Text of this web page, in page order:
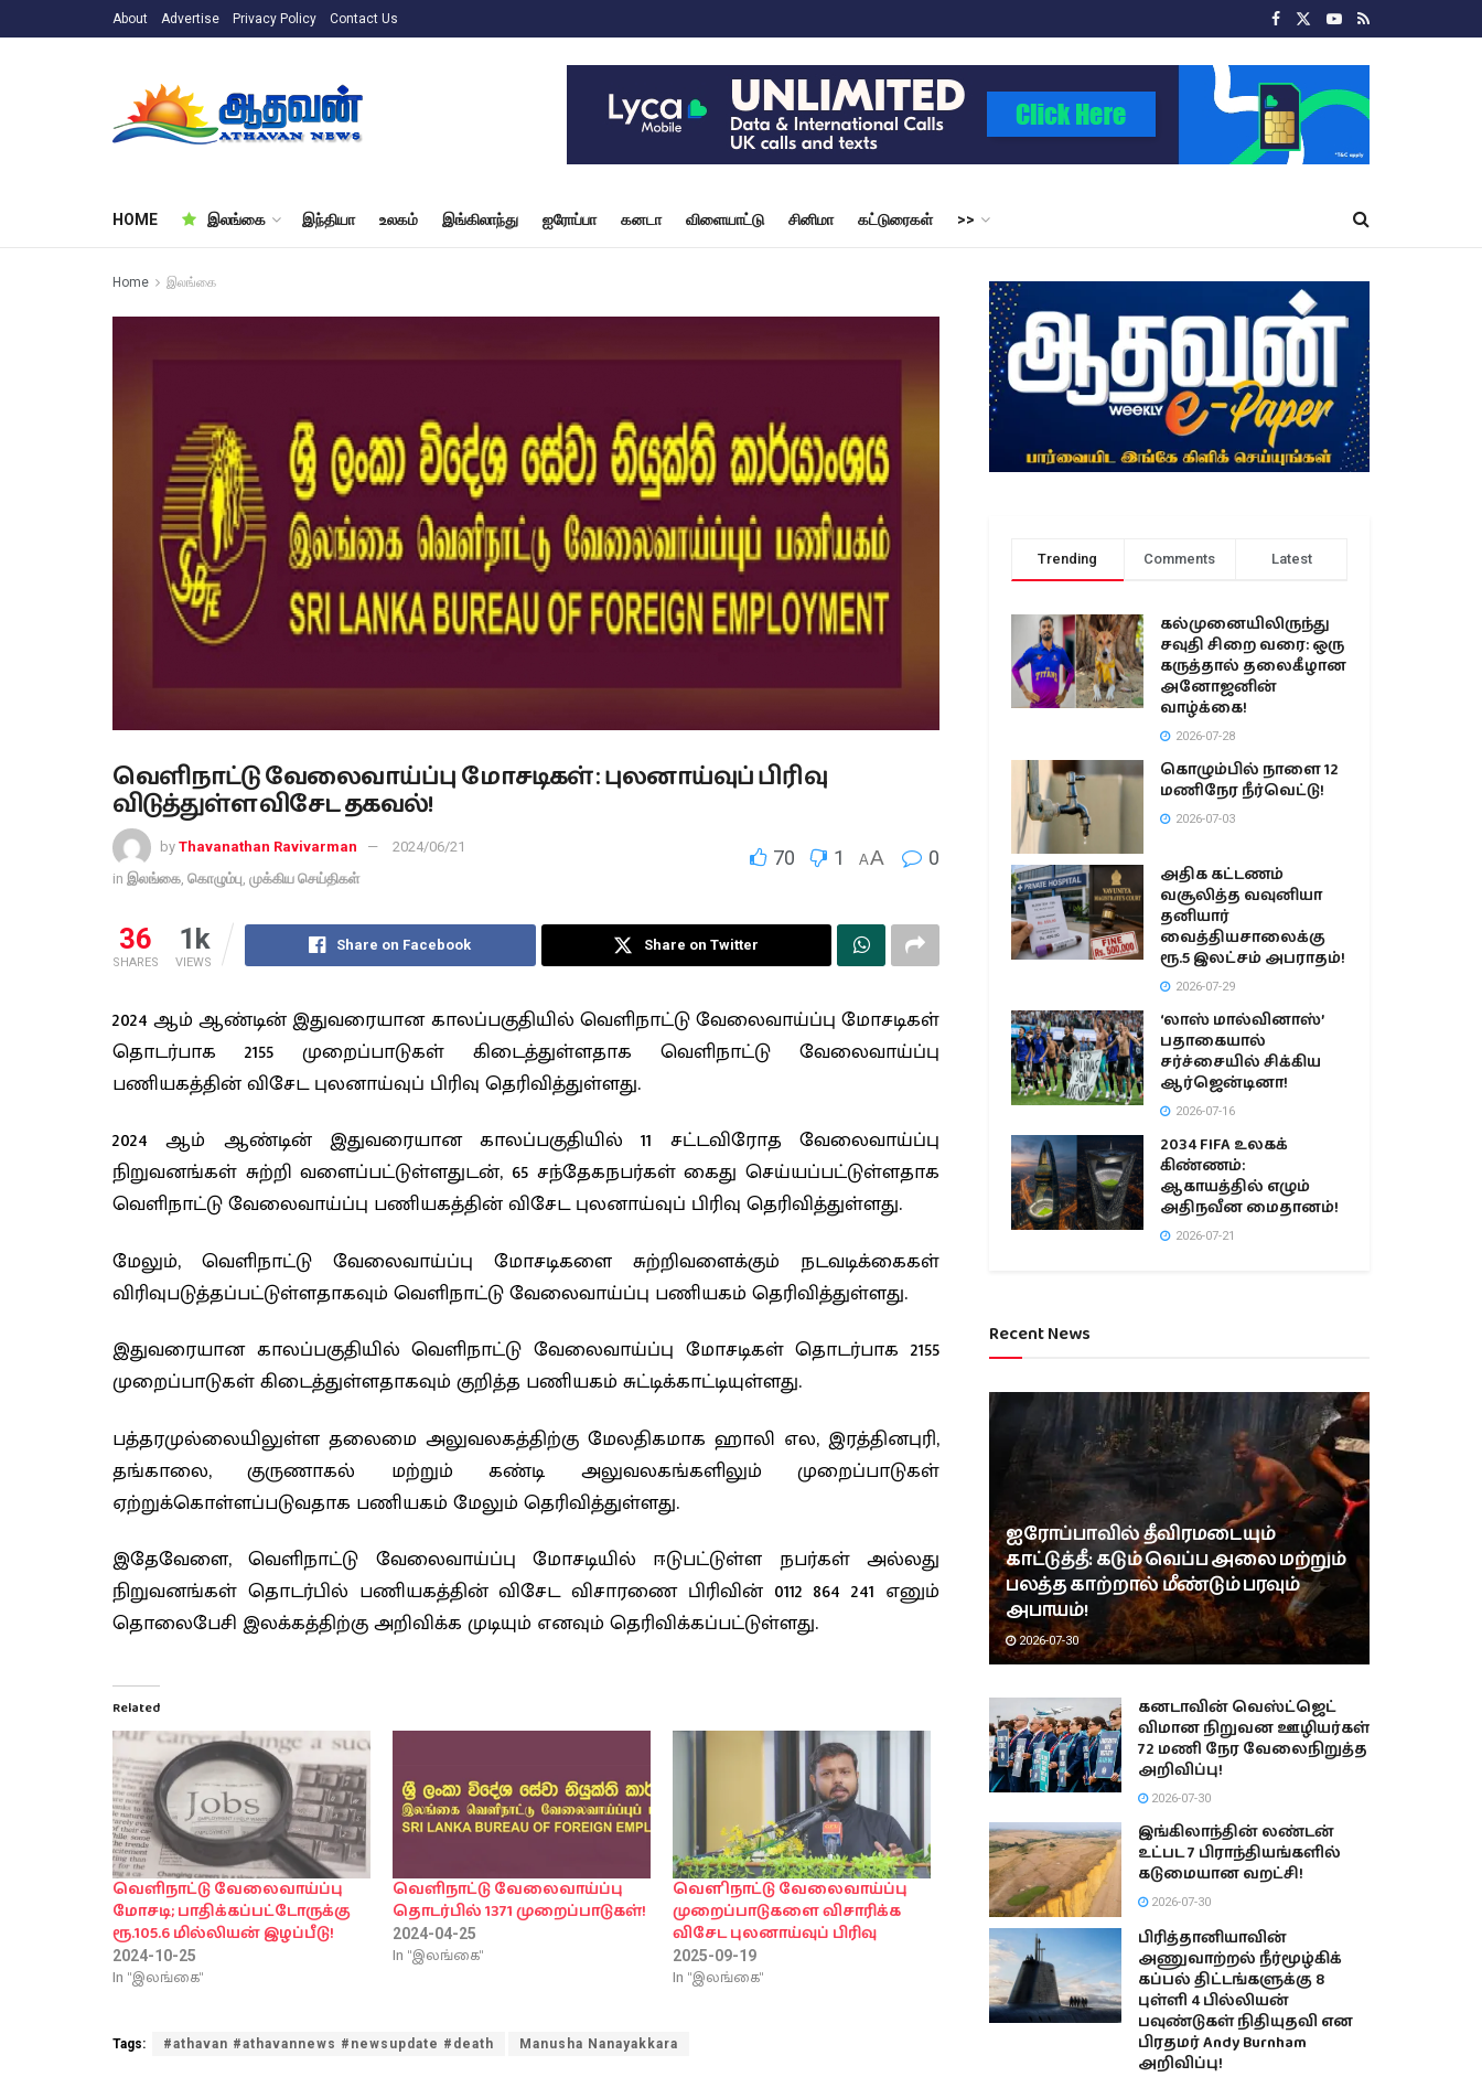
About Advertise Privacy Policy Contact Us
HOME இலங்கை இந்தியா உலகம் இங்கிலாந்து ஐரோப்பா கனடா விளையாட்டு சினிமா கட்டுரைகள் >>
Home இலங்கை
வெளிநாட்டு வேலைவாய்ப்பு மோசடிகள் : புலனாய்வுப் பிரிவு
விடுத்துள்ள விசேட தகவல்!
by Thavanathan Ravivarman
2024/06/21
in இலங்கை கொழும்பு முக்கிய செய்திகள்
70 1 AA 0
36
SHARES
1k
VIEWS
Share on Facebook Share on Twitter
2024 ஆம் ஆண்டின் இதுவரையான காலப்பகுதியில் வெளிநாட்டு வேலைவாய்ப்பு மோசடிகள்
தொடர்பாக 2155 முறைப்பாடுகள் கிடைத்துள்ளதாக வெளிநாட்டு வேலைவாய்ப்பு
பணியகத்தின் விசேட புலனாய்வுப் பிரிவு தெரிவித்துள்ளது.
2024 ஆம் ஆண்டின் இதுவரையான காலப்பகுதியில் 11 சட்டவிரோத வேலைவாய்ப்பு
நிறுவனங்கள் சுற்றி வளைப்பட்டுள்ளதுடன், 65 சந்தேகநபர்கள் கைது செய்யப்பட்டுள்ளதாக
வெளிநாட்டு வேலைவாய்ப்பு பணியகத்தின் விசேட புலனாய்வுப் பிரிவு தெரிவித்துள்ளது.
மேலும், வெளிநாட்டு வேலைவாய்ப்பு மோசடிகளை சுற்றிவளைக்கும் நடவடிக்கைகள்
விரிவுபடுத்தப்பட்டுள்ளதாகவும் வெளிநாட்டு வேலைவாய்ப்பு பணியகம் தெரிவித்துள்ளது.
இதுவரையான காலப்பகுதியில் வெளிநாட்டு வேலைவாய்ப்பு மோசடிகள் தொடர்பாக 2155
முறைப்பாடுகள் கிடைத்துள்ளதாகவும் குறித்த பணியகம் சுட்டிக்காட்டியுள்ளது.
பத்தரமுல்லையிலுள்ள தலைமை அலுவலகத்திற்கு மேலதிகமாக ஹாலி எல, இரத்தினபுரி,
தங்காலை, குருணாகல் மற்றும் கண்டி அலுவலகங்களிலும் முறைப்பாடுகள்
ஏற்றுக்கொள்ளப்படுவதாக பணியகம் மேலும் தெரிவித்துள்ளது.
இதேவேளை, வெளிநாட்டு வேலைவாய்ப்பு மோசடியில் ஈடுபட்டுள்ள நபர்கள் அல்லது
நிறுவனங்கள் தொடர்பில் பணியகத்தின் விசேட விசாரணை பிரிவின் 0112 864 241 எனும்
தொலைபேசி இலக்கத்திற்கு அறிவிக்க முடியும் எனவும் தெரிவிக்கப்பட்டுள்ளது.
Related
வெளிநாட்டு வேலைவாய்ப்பு
மோசடி; பாதிக்கப்பட்டோருக்கு
ரூ.105.6 மில்லியன் இழப்பீடு!
2024-10-25
In "இலங்கை"
வெளிநாட்டு வேலைவாய்ப்பு
தொடர்பில் 1371 முறைப்பாடுகள்!
2024-04-25
In "இலங்கை"
வௌிநாட்டு வேலைவாய்ப்பு
முறைப்பாடுகளை விசாரிக்க
விசேட புலனாய்வுப் பிரிவு
2025-09-19
In "இலங்கை"
Tags: #athavan #athavannews #newsupdate #death Manusha Nanayakkara
Trending Comments Latest
கல்முனையிலிருந்து
சவுதி சிறை வரை: ஒரு
கருத்தால் தலைகீழான
அனோஜனின்
வாழ்க்கை!
2026-07-28
கொழும்பில் நாளை 12
மணிநேர நீர்வெட்டு!
2026-07-03
அதிக கட்டணம்
வசூலித்த வவுனியா
தனியார்
வைத்தியசாலைக்கு
ரூ.5 இலட்சம் அபராதம்!
2026-07-29
‘லாஸ் மால்வினாஸ்’
பதாகையால்
சர்ச்சையில் சிக்கிய
ஆர்ஜென்டினா!
2026-07-16
2034 FIFA உலகக்
கிண்ணம்:
ஆகாயத்தில் எழும்
அதிநவீன மைதானம்!
2026-07-21
Recent News
ஐரோப்பாவில் தீவிரமடையும்
காட்டுத்தீ: கடும் வெப்ப அலை மற்றும்
பலத்த காற்றால் மீண்டும் பரவும்
அபாயம்!
2026-07-30
கனடாவின் வெஸ்ட்ஜெட்
விமான நிறுவன ஊழியர்கள்
72 மணி நேர வேலைநிறுத்த
அறிவிப்பு!
2026-07-30
இங்கிலாந்தின் லண்டன்
உட்பட 7 பிராந்தியங்களில்
கடுமையான வறட்சி!
2026-07-30
பிரித்தானியாவின்
அணுவாற்றல் நீர்மூழ்கிக்
கப்பல் திட்டங்களுக்கு 8
புள்ளி 4 பில்லியன்
பவுண்டுகள் நிதியுதவி என
பிரதமர் Andy Burnham
அறிவிப்பு!